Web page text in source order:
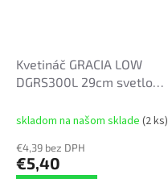
Kvetináč GRACIA LOW
DGRS300L 29cm svetlo
skladom na našom sklade (2 ks)
€4,39 bez DPH
€5,40